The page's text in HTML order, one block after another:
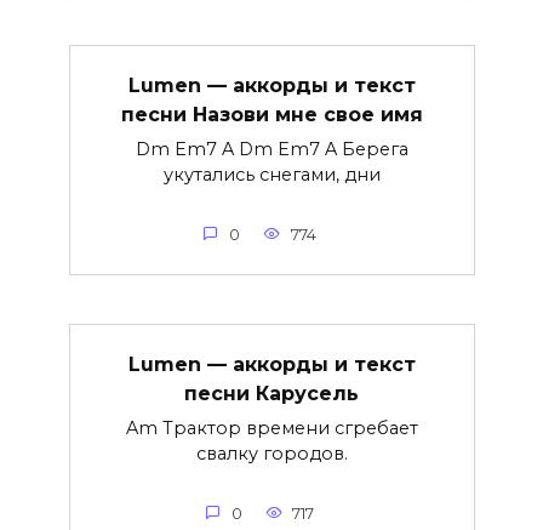
Lumen — аккорды и текст
песни Назови мне свое имя
Dm Em7 A Dm Em7 A Берега
укутались снегами, дни
0 774
Lumen — аккорды и текст
песни Карусель
Am Трактор времени сгребает
свалку городов.
0 717